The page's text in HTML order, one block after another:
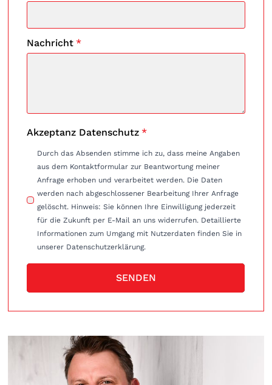
Nachricht *
Akzeptanz Datenschutz *
Durch das Absenden stimme ich zu, dass meine Angaben
aus dem Kontaktformular zur Beantwortung meiner
Anfrage erhoben und verarbeitet werden. Die Daten
werden nach abgeschlossener Bearbeitung Ihrer Anfrage
gelöscht. Hinweis: Sie können Ihre Einwilligung jederzeit
für die Zukunft per E-Mail an uns widerrufen. Detaillierte
Informationen zum Umgang mit Nutzerdaten finden Sie in
unserer Datenschutzerklärung.
SENDEN